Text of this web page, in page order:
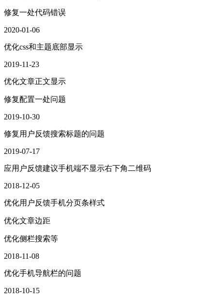
修复一处代码错误
2020-01-06
优化css和主题底部显示
2019-11-23
优化文章正文显示
修复配置一处问题
2019-10-30
修复用户反馈搜索标题的问题
2019-07-17
应用户反馈建议手机端不显示右下角二维码
2018-12-05
优化用户反馈手机分页条样式
优化文章边距
优化侧栏搜索等
2018-11-08
优化手机导航栏的问题
2018-10-15